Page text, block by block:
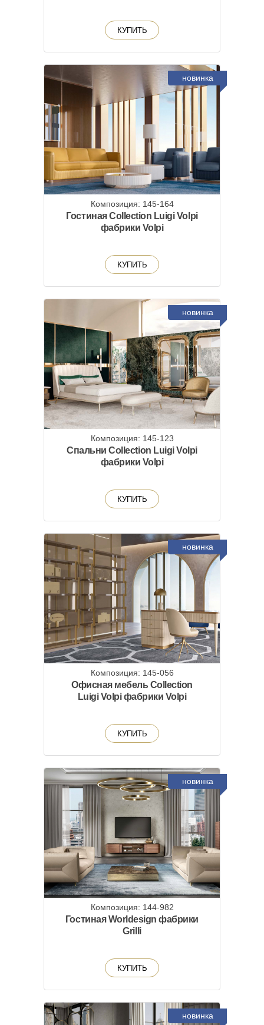
КУПИТЬ
новинка
Композиция: 145-164
Гостиная Collection Luigi Volpi
фабрики Volpi
КУПИТЬ
новинка
Композиция: 145-123
Спальни Collection Luigi Volpi
фабрики Volpi
КУПИТЬ
новинка
Композиция: 145-056
Офисная мебель Collection
Luigi Volpi фабрики Volpi
КУПИТЬ
новинка
Композиция: 144-982
Гостиная Worldesign фабрики
Grilli
КУПИТЬ
новинка